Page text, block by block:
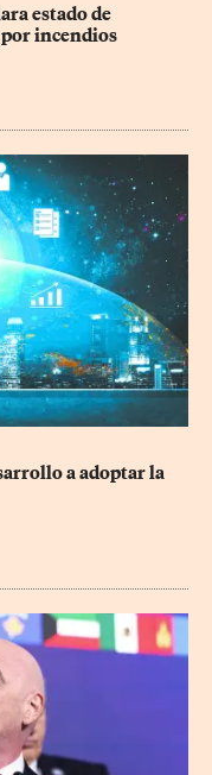
estado de
por incendios
a adoptar la